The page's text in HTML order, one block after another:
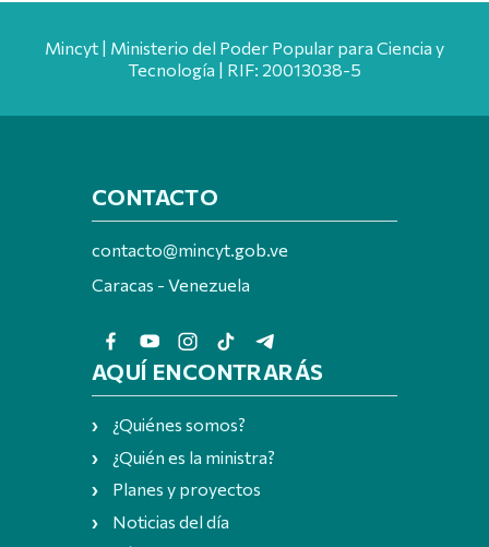
Mincyt | Ministerio del Poder Popular para Ciencia y
Tecnología | RIF: 20013038-5
CONTACTO
contacto@mincyt.gob.ve
Caracas - Venezuela
AQUÍ ENCONTRARÁS
¿Quiénes somos?
¿Quién es la ministra?
Planes y proyectos
Noticias del día